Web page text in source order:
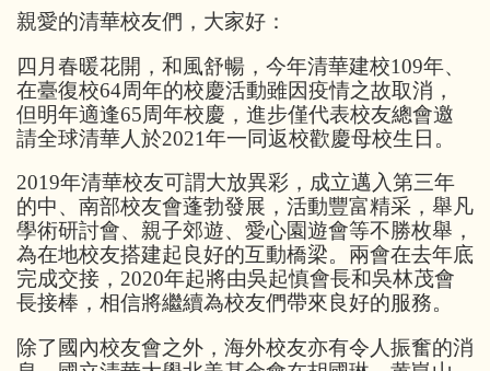
親愛的清華校友們，大家好：
四月春暖花開，和風舒暢，今年清華建校109年、
在臺復校64周年的校慶活動雖因疫情之故取消，
但明年適逢65周年校慶，進步僅代表校友總會邀
請全球清華人於2021年一同返校歡慶母校生日。
2019年清華校友可謂大放異彩，成立邁入第三年
的中、南部校友會蓬勃發展，活動豐富精采，舉凡
學術研討會、親子郊遊、愛心園遊會等不勝枚舉，
為在地校友搭建起良好的互動橋梁。兩會在去年底
完成交接，2020年起將由吳起慎會長和吳林茂會
長接棒，相信將繼續為校友們帶來良好的服務。
除了國內校友會之外，海外校友亦有令人振奮的消